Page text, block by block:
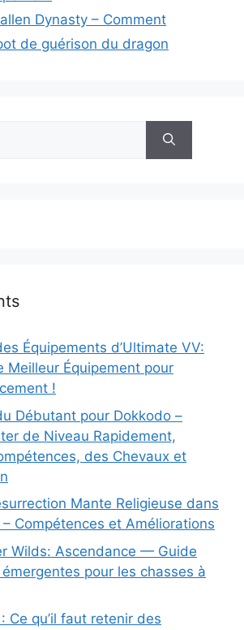
Dynasty – Comment
de guérison du dragon
Équipements d’Ultimate VV:
Meilleur Équipement pour
!
Débutant pour Dokkodo –
de Niveau Rapidement,
des Chevaux et
Mante Religieuse dans
Compétences et Améliorations
Wilds: Ascendance — Guide
pour les chasses à
Ce qu’il faut retenir des